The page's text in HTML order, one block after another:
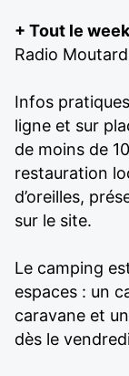
+ Tout le
Radio
Infos
ligne et sur
de moins de
restauration
d’oreilles,
sur le site.
Le camping
espaces : un
caravane et
dès le